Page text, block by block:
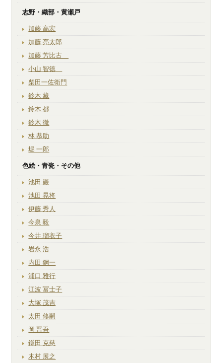
志野・織部・黄瀬戸
加藤 高宏
加藤 亮太郎
加藤 芳比古
小山 智徳
柴田一佐衛門
鈴木 藏
鈴木 都
鈴木 徹
林 恭助
堀 一郎
色絵・青瓷・その他
池田 巖
池田 晃将
伊藤 秀人
今泉 毅
今井 瑠衣子
岩永 浩
内田 鋼一
浦口 雅行
江波 冨士子
大塚 茂吉
太田 修嗣
岡 晋吾
鎌田 克慈
木村 展之